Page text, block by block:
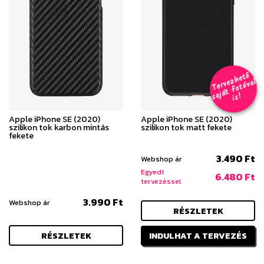
Apple iPhone SE (2020)
szilikon tok karbon mintás
fekete
Webshop ár 3.990 Ft
RÉSZLETEK
T
er
v
e
z
h
e
t
ő
s
aj
á
t
f
o
t
ó
v
al
i
s
!
Apple iPhone SE (2020)
szilikon tok matt fekete
Webshop ár 3.490 Ft
Egyedi
tervezéssel
6.480 Ft
RÉSZLETEK
INDULHAT A TERVEZÉS